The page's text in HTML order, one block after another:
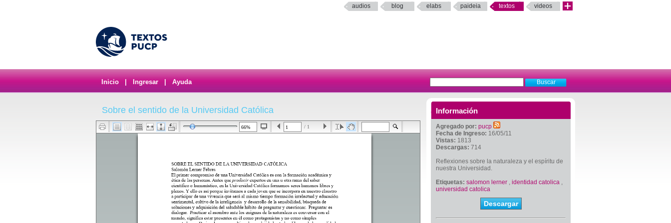
audios blog elabs paideia textos videos
Inicio Ingresar Ayuda
Información
Agregado por: pucp
Fecha de Ingreso: 16/05/11
Vistas: 1813
Descargas: 714
Reflexiones sobre la naturaleza y el espíritu de
nuestra Universidad.
Etiquetas: salomon lerner , identidad catolica ,
universidad catolica
Descargar
Sobre el sentido de la Universidad Católica
/ 1